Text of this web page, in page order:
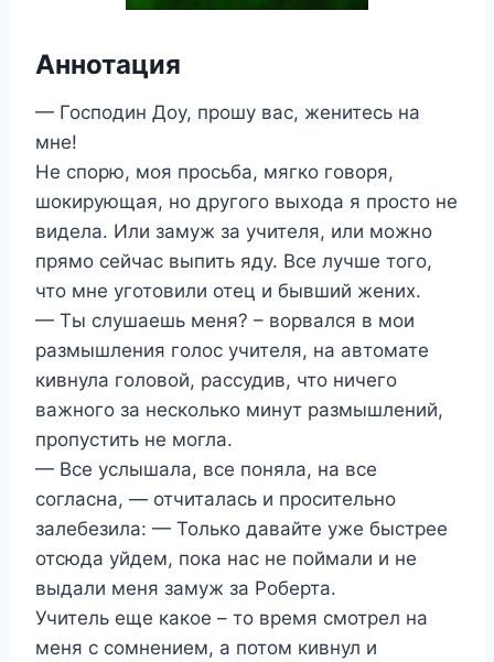
Аннотация
— Господин Доу, прошу вас, женитесь на
мне!
Не спорю, моя просьба, мягко говоря,
шокирующая, но другого выхода я просто не
видела. Или замуж за учителя, или можно
прямо сейчас выпить яду. Все лучше того,
что мне уготовили отец и бывший жених.
— Ты слушаешь меня? – ворвался в мои
размышления голос учителя, на автомате
кивнула головой, рассудив, что ничего
важного за несколько минут размышлений,
пропустить не могла.
— Все услышала, все поняла, на все
согласна, — отчиталась и просительно
залебезила: — Только давайте уже быстрее
отсюда уйдем, пока нас не поймали и не
выдали меня замуж за Роберта.
Учитель еще какое – то время смотрел на
меня с сомнением, а потом кивнул и